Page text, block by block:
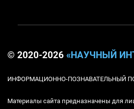
© 2020-2026 «НАУЧНЫЙ
ИНФОРМАЦИОННО-ПОЗНАВАТЕЛЬНЫЙ
Материалы сайта предназначены для